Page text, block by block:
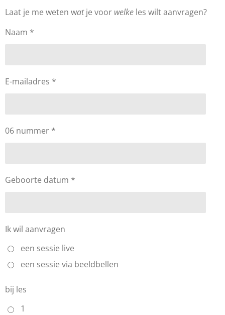
Laat je me weten watje voor welke les wilt aanvragen?
Naam *
E-mailadres *
06 nummer *
Geboorte datum *
Ik wil aanvragen
een sessie live
een sessie via beeldbellen
bij les
1